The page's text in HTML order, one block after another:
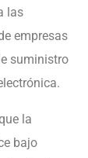
las
empresas
suministro
la
bajo